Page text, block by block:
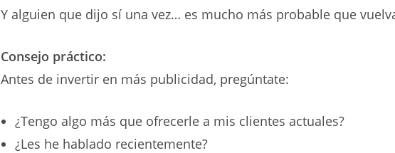
Y alguien que dijo sí una vez… es mucho más probable que
Consejo práctico:
Antes de invertir en más publicidad, pregúntate:
¿Tengo algo más que ofrecerle a mis clientes actuales?
¿Les he hablado recientemente?